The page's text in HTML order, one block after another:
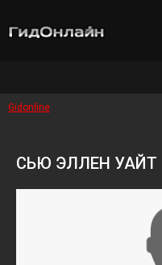
Gidonline
СЬЮ ЭЛЛЕН УАЙТ